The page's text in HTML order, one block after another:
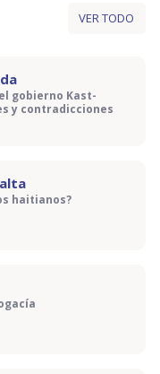
VER TODO
gobierno Kast-
y contradicciones
haitianos?